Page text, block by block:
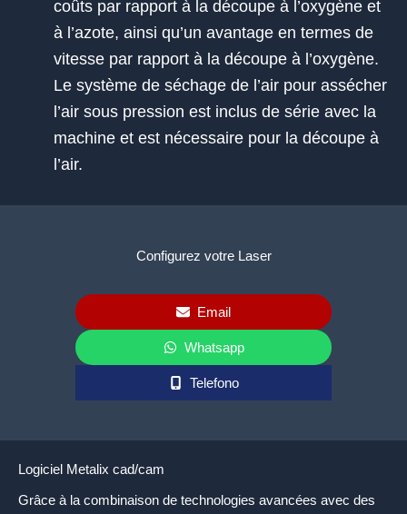
coûts par rapport à la découpe à l’oxygène et
à l’azote, ainsi qu’un avantage en termes de
vitesse par rapport à la découpe à l’oxygène.
Le système de séchage de l’air pour assécher
l’air sous pression est inclus de série avec la
machine et est nécessaire pour la découpe à
l’air.
Configurez votre Laser
Email
Whatsapp
Telefono
Logiciel Metalix cad/cam
Grâce à la combinaison de technologies avancées avec des